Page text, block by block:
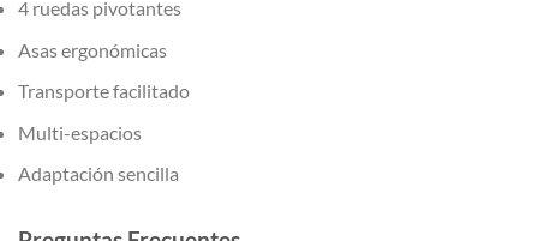
4 ruedas pivotantes
Asas ergonómicas
Transporte facilitado
Multi-espacios
Adaptación sencilla